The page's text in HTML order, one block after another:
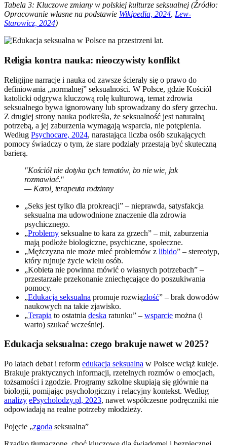
Tabela 3: Kluczowe zmiany w polskiej kulturze seksualnej (Źródło:
Opracowanie własne na podstawie Wikipedia, 2024 Lew-
Starowicz, 2024)
Religia kontra nauka: nieoczywisty konflikt
Religijne narracje i nauka od zawsze ścierały się o prawo do
definiowania „normalnej” seksualności. W Polsce, gdzie Kościół
katolicki odgrywa kluczową rolę kulturową, temat zdrowia
seksualnego bywa ignorowany lub sprowadzany do sfery grzechu.
Z drugiej strony nauka podkreśla, że seksualność jest naturalną
potrzebą, a jej zaburzenia wymagają wsparcia, nie potępienia.
Według Psychocare, 2024, narastająca liczba osób szukających
pomocy świadczy o tym, że stare podziały przestają być skuteczną
barierą.
"Kościół nie dotyka tych tematów, bo nie wie, jak
rozmawiać."
— Karol, terapeuta rodzinny
„Seks jest tylko dla prokreacji” – nieprawda, satysfakcja
seksualna ma udowodnione znaczenie dla zdrowia
psychicznego.
„Problemy seksualne to kara za grzech” – mit, zaburzenia
mają podłoże biologiczne, psychiczne, społeczne.
„Mężczyzna nie może mieć problemów z libido” – stereotyp,
który rujnuje życie wielu osób.
„Kobieta nie powinna mówić o własnych potrzebach” –
przestarzałe przekonanie zniechęcające do poszukiwania
pomocy.
„Edukacja seksualna promuje rozwiązłość” – brak dowodów
naukowych na takie zjawisko.
„Terapia to ostatnia deska ratunku” – wsparcie można (i
warto) szukać wcześniej.
Edukacja seksualna: czego brakuje nawet w 2025?
Po latach debat i reform edukacja seksualna w Polsce wciąż kuleje.
Brakuje praktycznych informacji, rzetelnych rozmów o emocjach,
tożsamości i zgodzie. Programy szkolne skupiają się głównie na
biologii, pomijając psychologiczny i relacyjny kontekst. Według
analizy ePsycholodzy.pl, 2023, nawet współczesne podręczniki nie
odpowiadają na realne potrzeby młodzieży.
Pojęcie „zgoda seksualna”